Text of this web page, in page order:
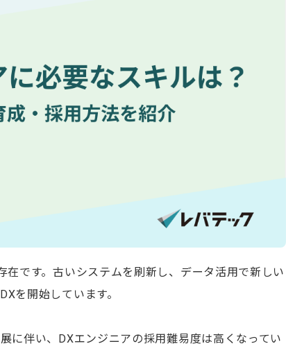
在です。古いシステムを刷新し、データ活用で新しい
を開始しています。
に伴い、DXエンジニアの採用難易度は高くなってい